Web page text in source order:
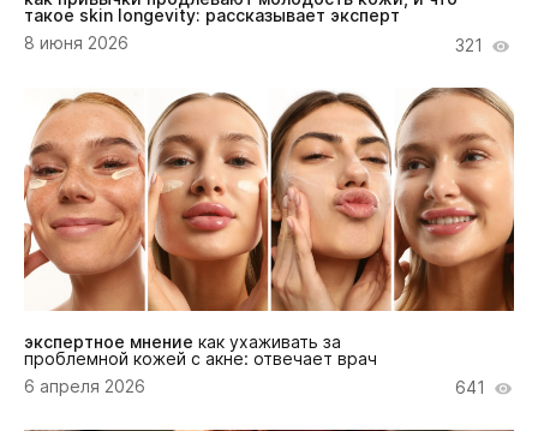
такое skin longevity: рассказывает эксперт
8 июня 2026
321
экспертное мнение как ухаживать за
проблемной кожей с акне: отвечает врач
6 апреля 2026
641